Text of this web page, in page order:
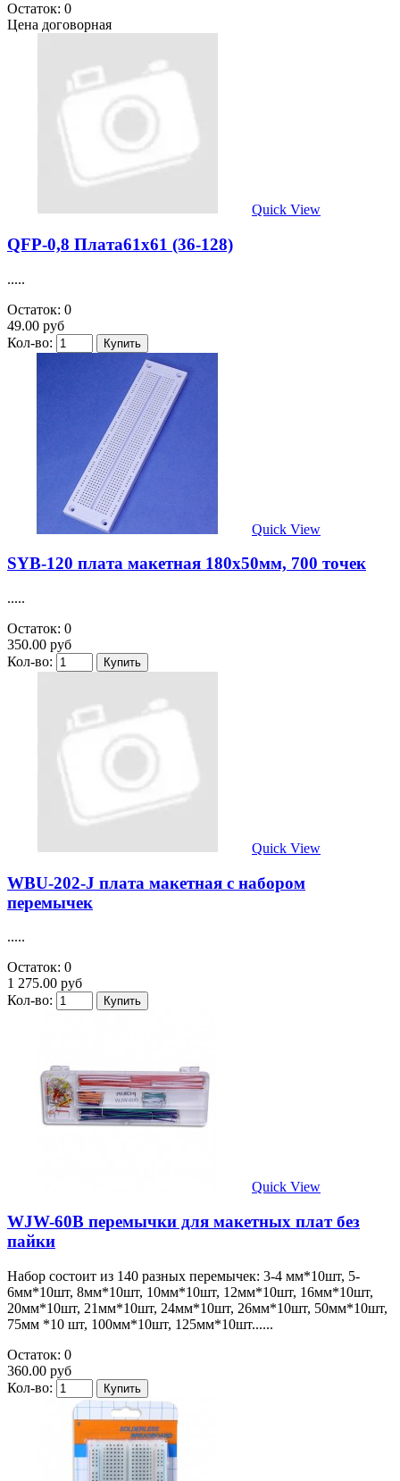
Остаток: 0
Цена договорная
Quick View
QFP-0,8 Плата61х61 (36-128)
.....
Остаток: 0
49.00 руб
Кол-во:
Quick View
SYB-120 плата макетная 180х50мм, 700 точек
.....
Остаток: 0
350.00 руб
Кол-во:
Quick View
WBU-202-J плата макетная с набором
перемычек
.....
Остаток: 0
1 275.00 руб
Кол-во:
Quick View
WJW-60B перемычки для макетных плат без
пайки
Набор состоит из 140 разных перемычек: 3-4 мм*10шт, 5-
6мм*10шт, 8мм*10шт, 10мм*10шт, 12мм*10шт, 16мм*10шт,
20мм*10шт, 21мм*10шт, 24мм*10шт, 26мм*10шт, 50мм*10шт,
75мм *10 шт, 100мм*10шт, 125мм*10шт......
Остаток: 0
360.00 руб
Кол-во: